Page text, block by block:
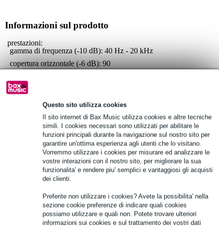
Questo sito utilizza cookies
Il sito internet di Bax Music utilizza cookies e altre tecniche
simili. I cookies necessari sono utilizzati per abilitare le
funzioni principali durante la navigazione sul nostro sito per
garantire un'ottima esperienza agli utenti che lo visitano.
Vorremmo utilizzare i cookies per misurare ed analizzare le
vostre interazioni con il nostro sito, per migliorare la sua
funzionalita' e rendere piu' semplici e vantaggiosi gli acquisti
dei clienti.
Preferite non utilizzare i cookies? Avete la possibilita' nella
sezione cookie preferenze di indicare quali cookies
possiamo utilizzare e quali non. Potete trovare ulteriori
informazioni sui cookies e sul trattamento dei vostri dati
Informazioni sul prodotto
prestazioni:
gamma di frequenza (-10 dB): 40 Hz - 20 kHz
copertura orizzontale (-6 dB): 90
elettronica e connettori:
potenza nominale dell'amplificatore (continua): 1125 W
potenza nominale dell'amplificatore (picco): 2250 W
tipo di ingresso: bilanciato
costruzione dell'alloggiamento: compensato di betulla
geometria dell'alloggiamento: trapezoidale
sospensione: punti di sospensione M10
Specifiche complete
Vedi anche (4)